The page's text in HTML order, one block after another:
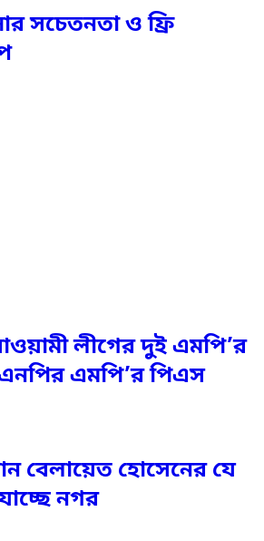
সচেতনতা ও ফ্রি
লীগের দুই এমপি’র
এমপি’র পিএস
বেলায়েত হোসেনের যে
নগর